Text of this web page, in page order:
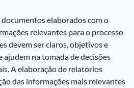
elaborados com o
relevantes para o processo
devem ser claros, objetivos e
na tomada de decisões
A elaboração de relatórios
das informações mais relevantes